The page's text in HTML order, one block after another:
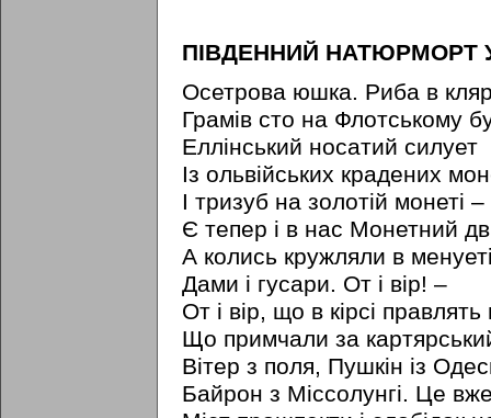
ПІВДЕННИЙ НАТЮРМОРТ
Осетрова юшка. Риба в
Грамів сто на Флотському
Еллінський носатий силует
Із ольвійських крадених
I тризуб на золотій монеті –
Є тепер і в нас Монетний
А колись кружляли в
Дами i гусари. От i вір! –
От i вір, що в кірсі
Що примчали за
Вітер з поля, Пушкін із
Байрон з Міссолунгі. Це